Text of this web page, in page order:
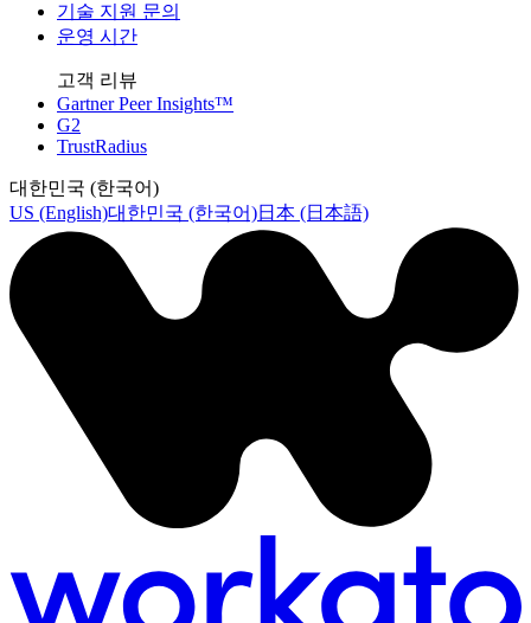
기술 지원 문의
운영 시간
고객 리뷰
Gartner Peer Insights™
G2
TrustRadius
대한민국 (한국어)
US (English)대한민국 (한국어)日本 (日本語)